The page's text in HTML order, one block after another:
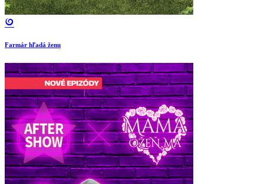
Farmár hľadá ženu